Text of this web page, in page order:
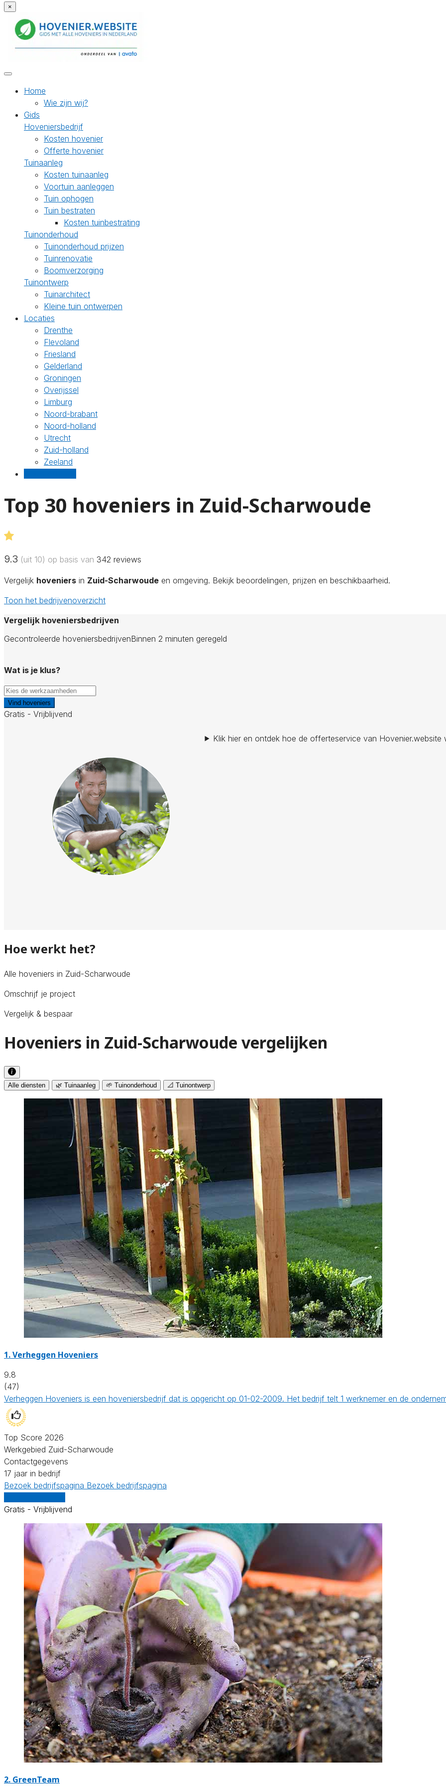
×
Home
Wie zijn wij?
Gids
Hoveniersbedrijf
Kosten hovenier
Offerte hovenier
Tuinaanleg
Kosten tuinaanleg
Voortuin aanleggen
Tuin ophogen
Tuin bestraten
Kosten tuinbestrating
Tuinonderhoud
Tuinonderhoud prijzen
Tuinrenovatie
Boomverzorging
Tuinontwerp
Tuinarchitect
Kleine tuin ontwerpen
Locaties
Drenthe
Flevoland
Friesland
Gelderland
Groningen
Overijssel
Limburg
Noord-brabant
Noord-holland
Utrecht
Zuid-holland
Zeeland
Top 30 hoveniers in Zuid-Scharwoude
9.3 (uit 10) op basis van 342 reviews
Vergelijk hoveniers in Zuid-Scharwoude en omgeving. Bekijk beoordelingen, prijzen en beschikbaarheid.
Toon het bedrijvenoverzicht
Vergelijk hoveniersbedrijven
Gecontroleerde hoveniersbedrijvenBinnen 2 minuten geregeld
Wat is je klus?
Vind hoveniers
Gratis - Vrijblijvend
Klik hier en ontdek hoe de offerteservice van Hovenier.website
Hoe werkt het?
Alle hoveniers in Zuid-Scharwoude
Omschrijf je project
Vergelijk & bespaar
Hoveniers in Zuid-Scharwoude vergelijken
Alle diensten 🌿 Tuinaanleg 🌱 Tuinonderhoud 📐 Tuinontwerp
1.Verheggen Hoveniers
9.8
(47)
Verheggen Hoveniers is een hoveniersbedrijf dat is opgericht op 01-02-2009. Het bedrijf telt 1 werknemer en de
Top Score 2026
Werkgebied Zuid-Scharwoude
Contactgegevens
17 jaar in bedrijf
Bezoek bedrijfspagina Bezoek bedrijfspagina
Gratis - Vrijblijvend
2. GreenTeam